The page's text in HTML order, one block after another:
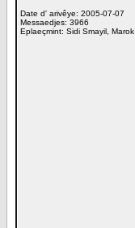
Date d' arivêye: 2005-07-07
Messaedjes: 3966
Eplaeçmint: Sidi Smayil, Marok